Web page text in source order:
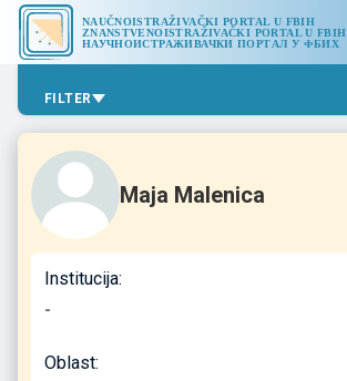
NAUČNOISTRAŽIVAČKI PORTAL U FBIH
ZNANSTVENOISTRAŽIVAČKI PORTAL U FBIH
НАУЧНОИСТРАЖИВАЧКИ ПОРТАЛ У ФБИХ
FILTER
Maja Malenica
Institucija:
-
Oblast: